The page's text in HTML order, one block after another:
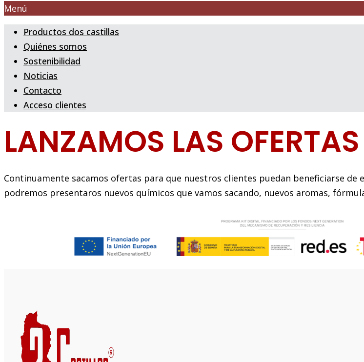
Menú
Productos dos castillas
Quiénes somos
Sostenibilidad
Noticias
Contacto
Acceso clientes
LANZAMOS LAS
Continuamente sacamos ofertas para que nuestros clientes puedan beneficiarse de
podremos presentaros nuevos químicos que vamos sacando, nuevos aromas,